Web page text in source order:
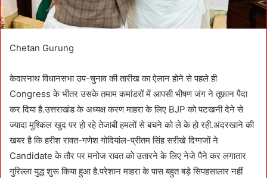
Chetan Gurung
केदारनाथ विधानसभा उप-चुनाव की तारीख का ऐलान होने से पहले ही
Congress के भीतर उसके तमाम कमांडरों में आपसी भीषण जंग ने तूफ़ान पैदा
कर दिया है.उत्तराखंड के अध्यक्ष करण माहरा के लिए BJP को पटखनी देने से
ज्यादा मुश्किल खुद पर हो रहे तेजाबी हमलों से बचने को ले के हो रही.अंदरखाने की
खबर है कि हरीश रावत-गणेश गोदियांल-प्रीतम सिंह सरीखे दिग्गजों ने
Candidate के तौर पर मनोज रावत को उतारने के लिए नेजे पैने कर लगातार
गुरिल्ला युद्ध शुरू किया हुआ है.परेशान माहरा के पास बहुत बड़े सिपहसालार नहीं